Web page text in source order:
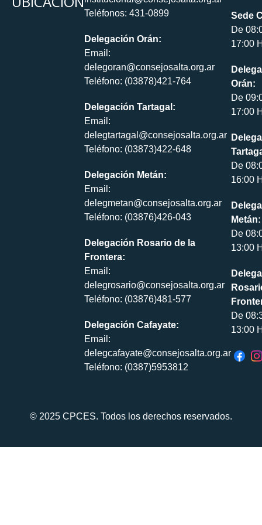
Teléfonos: 431-0899
Delegación Orán:
Email:
delegoran@consejosalta.org.ar
Teléfono: (03878)421-764
Delegación Tartagal:
Email:
delegtartagal@consejosalta.org.ar
Teléfono: (03873)422-648
Delegación Metán:
Email:
delegmetan@consejosalta.org.ar
Teléfono: (03876)426-043
Delegación Rosario de la
Frontera:
Email:
delegrosario@consejosalta.org.ar
Teléfono: (03876)481-577
Delegación Cafayate:
Email:
delegcafayate@consejosalta.org.ar
Teléfono: (0387)5953812
Sede
De
17:00
Orán:
De
17:00
De
16:00
Metán:
De
13:00
De
13:00
© 2025 CPCES. Todos los derechos reservados.